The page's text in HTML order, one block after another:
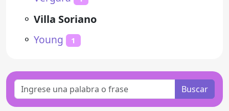
⚬ Villa Soriano
⚬ Young 1
Buscar